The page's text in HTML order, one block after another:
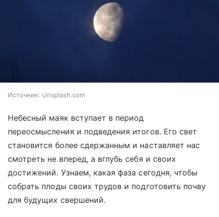
Источник: Unsplash.com
Небесный маяк вступает в период
переосмысления и подведения итогов. Его свет
становится более сдержанным и наставляет нас
смотреть не вперед, а вглубь себя и своих
достижений. Узнаем, какая фаза сегодня, чтобы
собрать плоды своих трудов и подготовить почву
для будущих свершений.